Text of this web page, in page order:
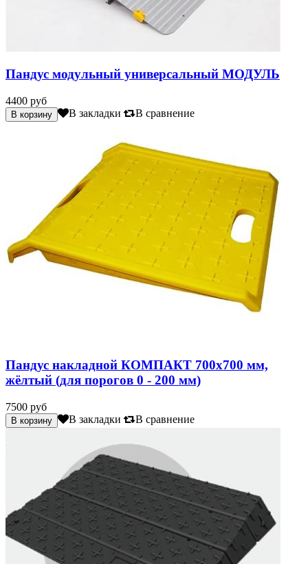
Пандус модульный универсальный МОДУЛЬ
4400 руб
В закладки В сравнение
Пандус накладной КОМПАКТ 700х700 мм,
жёлтый (для порогов 0 - 200 мм)
7500 руб
В закладки В сравнение